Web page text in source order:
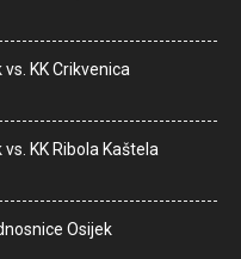
KK Crikvenica
KK Ribola Kaštela
Osijek